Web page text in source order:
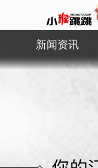
新闻资讯